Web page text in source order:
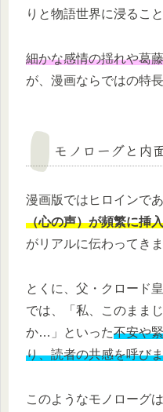
りと物語世界に浸るこ
細かな感情の揺れや葛
が、漫画ならではの特長
モノローグと内
漫画版ではヒロインで
（心の声）が頻繁に挿
がリアルに伝わってきま
とくに、父・クロード
では、「私、このまま
か…」といった不安や
り、読者の共感を呼び
このようなモノローグ